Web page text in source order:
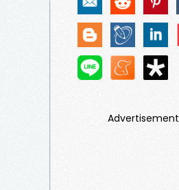
Advertisement